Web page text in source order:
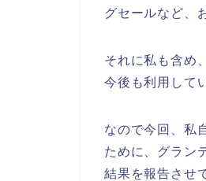
グセールなど、
それに私も含め
今後も利用して
なので今回、私
ために、グラン
結果を報告させ